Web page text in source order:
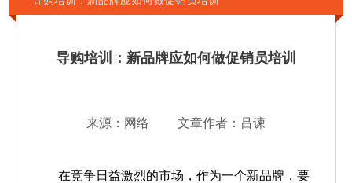
导购培训：新品牌应如何做促销员培训
来源：网络 文章作者：吕谏
在竞争日益激烈的市场，作为一个新品牌，要